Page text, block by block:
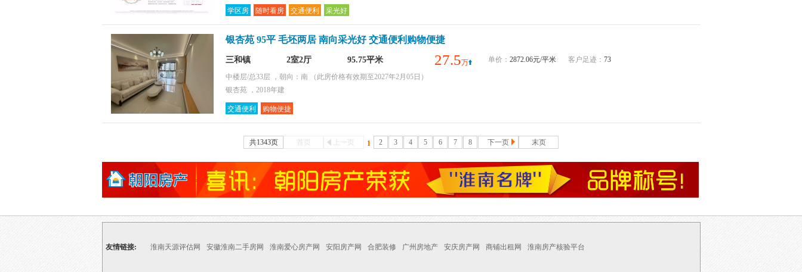
学区房 随时看房 交通便利 采光好
银杏苑 95平 毛坯两居 南向采光好 交通便利购物便捷
三和镇 2室2厅 95.75平米 27.5万 单价： 2872.06元/平米 客户足迹： 73
中楼层/总33层 ，朝向：南
（此房价格有效期至2027年2月05日）
银杏苑 ，2018年建
交通便利 购物便捷
共1343页 首页 上一页 1 2 3 4 5 6 7 8 下一页 末页
友情链接: 淮南天源评估网 安徽淮南二手房网 淮南爱心房产网 安阳房产网 合肥装修 广州房地产 安庆房产网 商铺出租网 淮南房产核验平台